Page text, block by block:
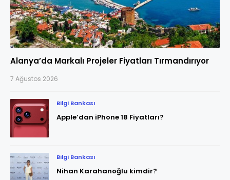
Alanya’da Markalı Projeler Fiyatları Tırmandırıyor
7 Ağustos 2026
Bilgi Bankası
Apple’dan iPhone 18 Fiyatları?
Bilgi Bankası
Nihan Karahanoğlu kimdir?